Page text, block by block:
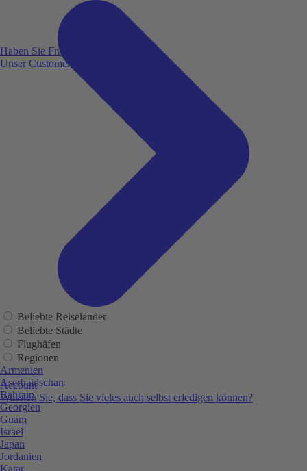
Haben Sie Fragen?
Unser Customer Service ist für Sie da!
Account
Wussten Sie, dass Sie vieles auch selbst erledigen können?
Beliebte Reiseländer
Beliebte Städte
Flughäfen
Regionen
Armenien
Aserbaidschan
Bahrain
Georgien
Guam
Israel
Japan
Jordanien
Katar